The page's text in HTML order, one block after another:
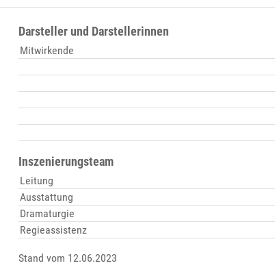
Darsteller und Darstellerinnen
Mitwirkende
Inszenierungsteam
Leitung
Ausstattung
Dramaturgie
Regieassistenz
Stand vom 12.06.2023